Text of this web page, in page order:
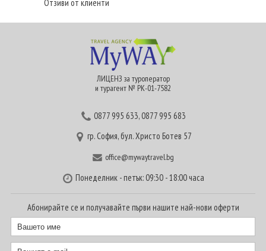
Отзиви от клиенти
ЛИЦЕНЗ за туроператор
и турагент № РК-01-7582
0877 995 633,0877 995 683
гр. София, бул. Христо Ботев 57
office@mywaytravel.bg
Понеделник - петък: 09:30 - 18:00 часа
Абонирайте се и получавайте първи нашите най-нови оферти